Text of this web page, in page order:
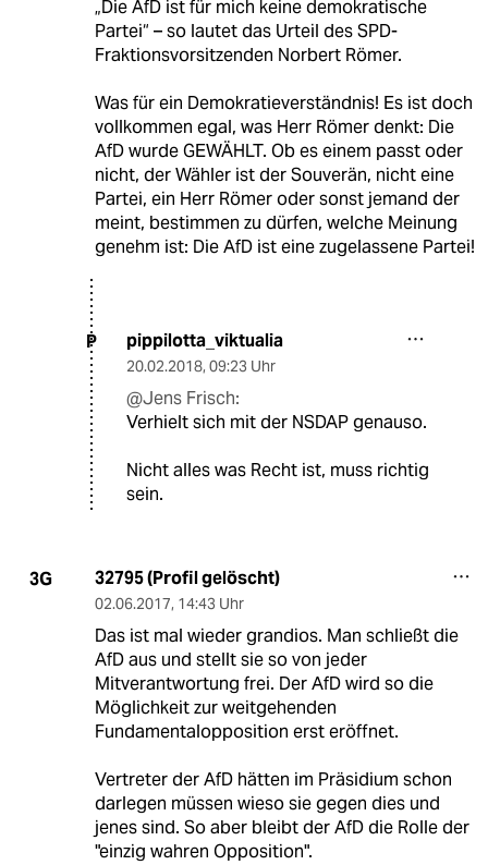
„Die AfD ist für mich keine demokratische
Partei“ – so lautet das Urteil des SPD-
Fraktionsvorsitzenden Norbert Römer.
Was für ein Demokratieverständnis! Es ist doch
vollkommen egal, was Herr Römer denkt: Die
AfD wurde GEWÄHLT. Ob es einem passt oder
nicht, der Wähler ist der Souverän, nicht eine
Partei, ein Herr Römer oder sonst jemand der
meint, bestimmen zu dürfen, welche Meinung
genehm ist: Die AfD ist eine zugelassene Partei!
P pippilotta_viktualia
20.02.2018, 09:23 Uhr
@Jens Frisch:
Verhielt sich mit der NSDAP genauso.
Nicht alles was Recht ist, muss richtig
sein.
3G 32795 (Profil gelöscht)
02.06.2017, 14:43 Uhr
Das ist mal wieder grandios. Man schließt die
AfD aus und stellt sie so von jeder
Mitverantwortung frei. Der AfD wird so die
Möglichkeit zur weitgehenden
Fundamentalopposition erst eröffnet.
Vertreter der AfD hätten im Präsidium schon
darlegen müssen wieso sie gegen dies und
jenes sind. So aber bleibt der AfD die Rolle der
"einzig wahren Opposition".